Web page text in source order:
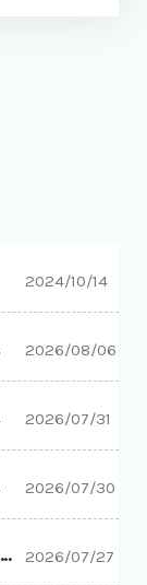
2024/10/14
2026/08/06
2026/07/31
2026/07/30
2026/07/27